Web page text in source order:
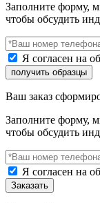
Заполните форму,
чтобы обсудить
Я согласен на
Ваш заказ
Заполните форму,
чтобы обсудить
Я согласен на